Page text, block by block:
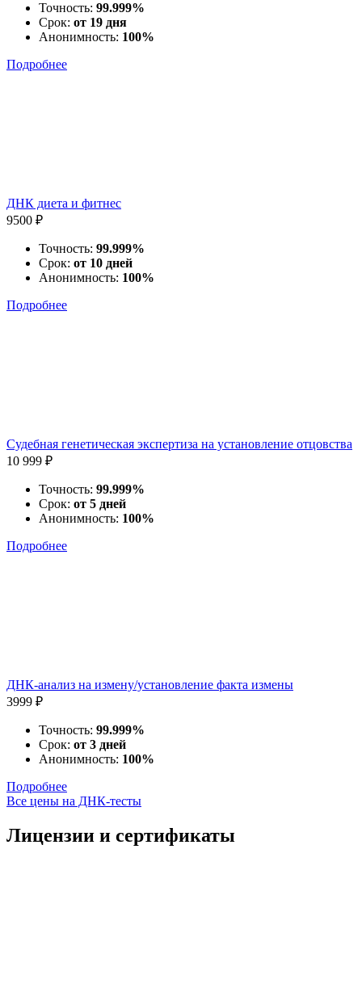
Точность: 99.999%
Срок: от 19 дня
Анонимность: 100%
Подробнее
ДНК диета и фитнес
9500 ₽
Точность: 99.999%
Срок: от 10 дней
Анонимность: 100%
Подробнее
Судебная генетическая экспертиза на установление отцовства
10 999 ₽
Точность: 99.999%
Срок: от 5 дней
Анонимность: 100%
Подробнее
ДНК-анализ на измену/установление факта измены
3999 ₽
Точность: 99.999%
Срок: от 3 дней
Анонимность: 100%
Подробнее
Все цены на ДНК-тесты
Лицензии и сертификаты